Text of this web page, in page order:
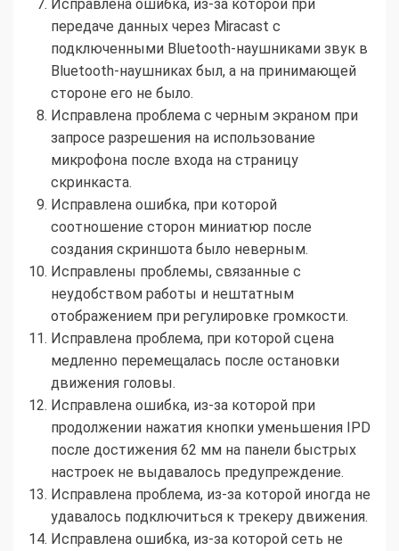
Исправлена ошибка, из-за которой при
передаче данных через Miracast с
подключенными Bluetooth-наушниками звук в
Bluetooth-наушниках был, а на принимающей
стороне его не было.
Исправлена проблема с черным экраном при
запросе разрешения на использование
микрофона после входа на страницу
скринкаста.
Исправлена ошибка, при которой
соотношение сторон миниатюр после
создания скриншота было неверным.
Исправлены проблемы, связанные с
неудобством работы и нештатным
отображением при регулировке громкости.
Исправлена проблема, при которой сцена
медленно перемещалась после остановки
движения головы.
Исправлена ошибка, из-за которой при
продолжении нажатия кнопки уменьшения IPD
после достижения 62 мм на панели быстрых
настроек не выдавалось предупреждение.
Исправлена проблема, из-за которой иногда не
удавалось подключиться к трекеру движения.
Исправлена ошибка, из-за которой сеть не